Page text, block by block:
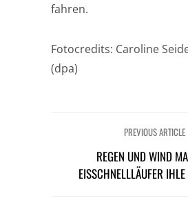
fahren.
Fotocredits: Caroline
(dpa)
PREVIOUS ARTICLE
REGEN UND WIND
EISSCHNELLLÄUFER